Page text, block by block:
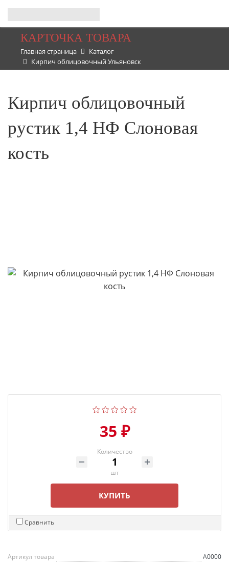
КАРТОЧКА ТОВАРА
Главная страница
Каталог
Кирпич облицовочный Ульяновск
Кирпич облицовочный
рустик 1,4 НФ Слоновая
кость
35 ₽
Количество
шт
КУПИТЬ
Сравнить
Артикул товара
А0000